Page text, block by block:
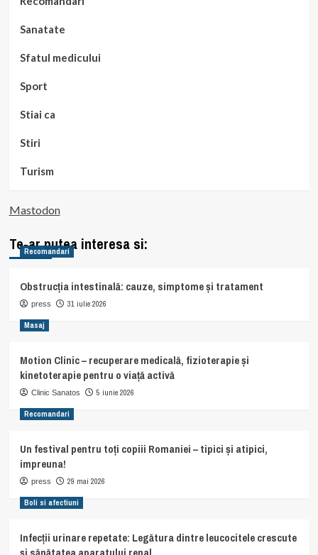
Sanatate
Sfatul medicului
Sport
Stiai ca
Stiri
Turism
Mastodon
Te-ar putea interesa si:
Recomandari
Obstrucția intestinală: cauze, simptome și tratament
press 31 iulie 2026
Masaj
Motion Clinic – recuperare medicală, fizioterapie și
kinetoterapie pentru o viață activă
Clinic Sanatos 5 iunie 2026
Recomandari
Un festival pentru toți copiii Romaniei – tipici și atipici,
impreuna!
press 29 mai 2026
Boli si afectiuni
Infecții urinare repetate: Legătura dintre leucocitele crescute